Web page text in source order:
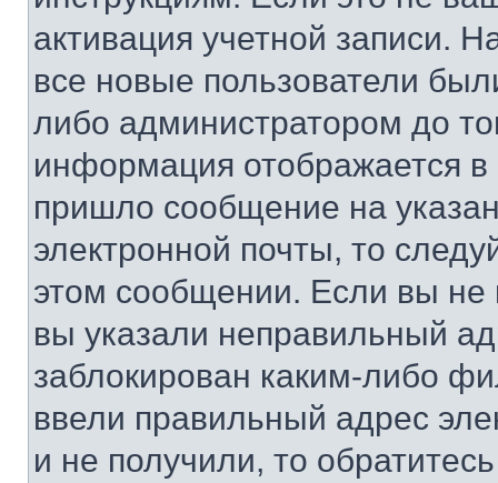
активация учетной записи.
все новые пользователи
либо администратором до
информация отображается
пришло сообщение на
электронной почты, то
этом сообщении. Если вы
вы указали неправильный
заблокирован каким-либо
ввели правильный адрес
и не получили, то